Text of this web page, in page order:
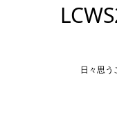
日々思う